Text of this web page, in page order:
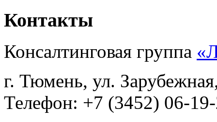
Контакты
Консалтинговая группа
г. Тюмень, ул.
Телефон: +7 (3452) 06-